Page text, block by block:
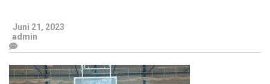
Juni 21, 2023
admin